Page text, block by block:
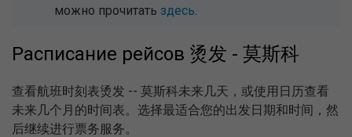
можно прочитать здесь.
Расписание рейсов 烫发 - 莫斯科
查看航班时刻表烫发 -- 莫斯科未来几天，或使用日历查看
未来几个月的时间表。选择最适合您的出发日期和时间，然
后继续进行票务服务。